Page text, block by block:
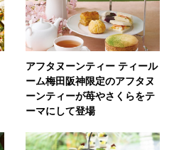
アフタヌーンティー ティール
ーム梅田阪神限定のアフタヌ
ーンティーが苺やさくらをテ
ーマにして登場